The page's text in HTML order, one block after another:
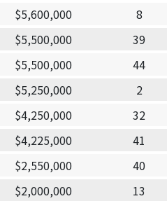
$5,600,000 8
$5,500,000 39
$5,500,000 44
$5,250,000 2
$4,250,000 32
$4,225,000 41
$2,550,000 40
$2,000,000 13